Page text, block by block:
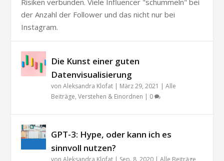
der Anzahl der Follower und das nicht nur bei
Instagram.
Die Kunst einer guten
Datenvisualisierung
vonAleksandra Klofat | März 29, 2021 |Alle
Beiträge,Verstehen & Einordnen | 0
GPT-3: Hype, oder kann ich es
sinnvoll nutzen?
vonAleksandra Klofat | Sep. 8, 2020 |Alle Beiträge